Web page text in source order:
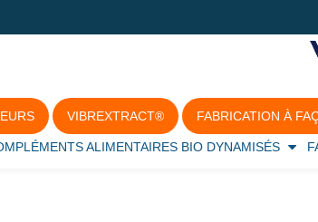
VIBREXTRACT® FABRICATION À
ALIMENTAIRES BIO DYNAMISÉS